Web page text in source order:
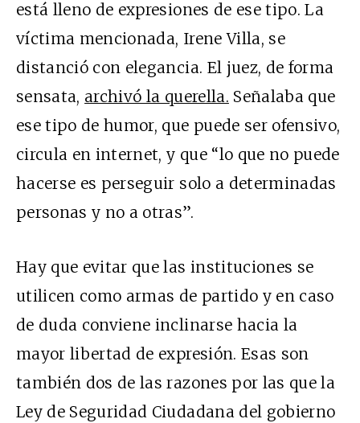
está lleno de expresiones de ese tipo. La
víctima mencionada, Irene Villa, se
distanció con elegancia. El juez, de forma
sensata, archivó la querella. Señalaba que
ese tipo de humor, que puede ser ofensivo,
circula en internet, y que “lo que no puede
hacerse es perseguir solo a determinadas
personas y no a otras”.
Hay que evitar que las instituciones se
utilicen como armas de partido y en caso
de duda conviene inclinarse hacia la
mayor libertad de expresión. Esas son
también dos de las razones por las que la
Ley de Seguridad Ciudadana del gobierno